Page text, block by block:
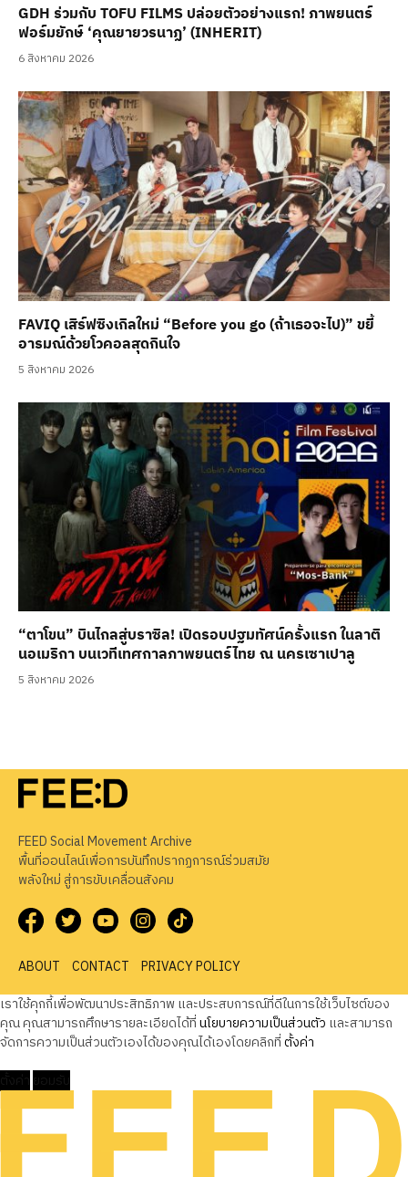
GDH ร่วมกับ TOFU FILMS ปล่อยตัวอย่างแรก! ภาพยนตร์
ฟอร์มยักษ์ ‘คุณยายวรนาฏ’ (INHERIT)
6 สิงหาคม 2026
FAVIQ เสิร์ฟซิงเกิลใหม่ “Before you go (ถ้าเธอจะไป)” ขยี้
อารมณ์ด้วยโวคอลสุดกินใจ
5 สิงหาคม 2026
“ตาโขน” บินไกลสู่บราซิล! เปิดรอบปฐมทัศน์ครั้งแรก ในลาติ
นอเมริกา บนเวทีเทศกาลภาพยนตร์ไทย ณ นครเซาเปาลู
5 สิงหาคม 2026
FEED Social Movement Archive
พื้นที่ออนไลน์เพื่อการบันทึกปรากฏการณ์ร่วมสมัย
พลังใหม่ สู่การขับเคลื่อนสังคม
ABOUT CONTACT
PRIVACY POLICY
เราใช้คุกกี้เพื่อพัฒนาประสิทธิภาพ และประสบการณ์ที่ดีในการใช้เว็บไซต์ของ
คุณ คุณสามารถศึกษารายละเอียดได้ที่นโยบายความเป็นส่วนตัว และสามารถ
จัดการความเป็นส่วนตัวเองได้ของคุณได้เองโดยคลิกที่ตั้งค่า